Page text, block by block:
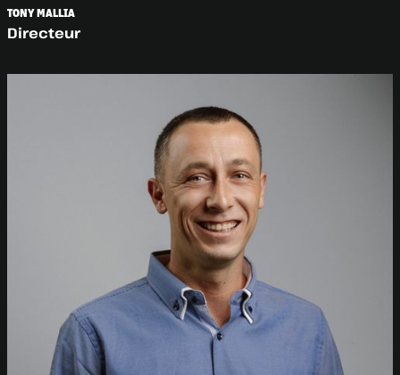
TONY MALLIA
Directeur